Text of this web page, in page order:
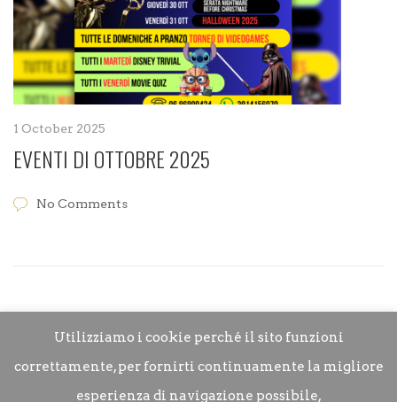
1 October 2025
EVENTI DI OTTOBRE 2025
No Comments
Utilizziamo i cookie perché il sito funzioni
correttamente, per fornirti continuamente la migliore
esperienza di navigazione possibile,